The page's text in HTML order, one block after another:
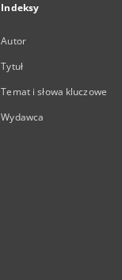
Indeksy
Autor
Tytuł
Temat i słowa kluczowe
Wydawca